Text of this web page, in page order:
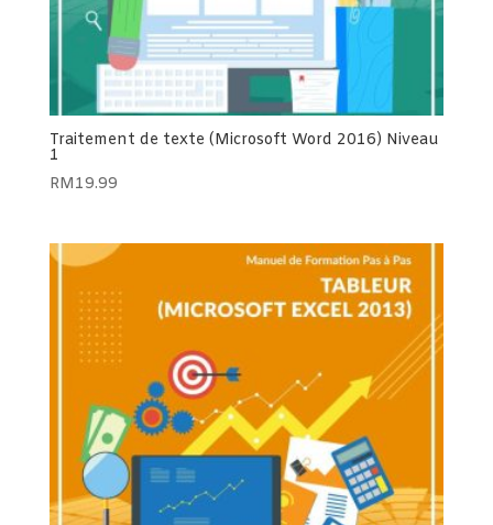
Traitement de texte (Microsoft Word 2016) Niveau
1
RM19.99